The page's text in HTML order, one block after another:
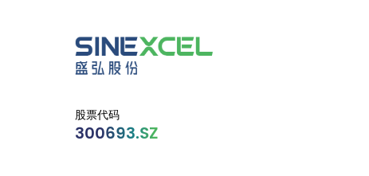
股票代码
300693.SZ